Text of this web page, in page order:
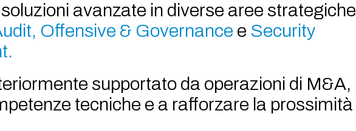
avanzate in diverse aree strategiche
Offensive & Governance e Security
supportato da operazioni di M&A,
tecniche e a rafforzare la prossimità